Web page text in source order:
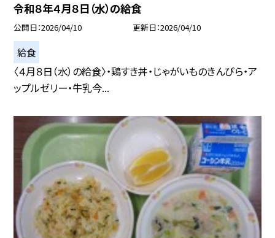
令和８年４月８日（水）の給食
公開日 2026/04/10 更新日 2026/04/10
給食
〈４月８日（水）の給食〉・鶏すき丼・じゃがいものきんぴら・ア
ップルゼリー・牛乳今...